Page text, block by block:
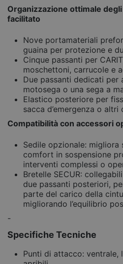
Organizzazione ottimale
facilitato
Nove portamateriali
guaina per protezione e
Cinque passanti per
moschettoni, carrucole e
Due passanti dedicati per
motosega o una sega a
Elastico posteriore per
sacca d’emergenza o altri
Compatibilità con accessori
Sedile opzionale: migliora
comfort in sospensione
interventi complessi o
Bretelle SECUR:
due passanti posteriori,
parte del carico della
migliorando l’equilibrio
-
Specifiche Tecniche
Punti di attacco: ventrale,